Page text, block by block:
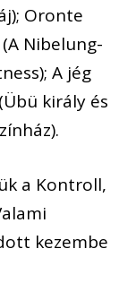
Oronte
Nibelung-
A jég
király és
a Kontroll,
kezembe